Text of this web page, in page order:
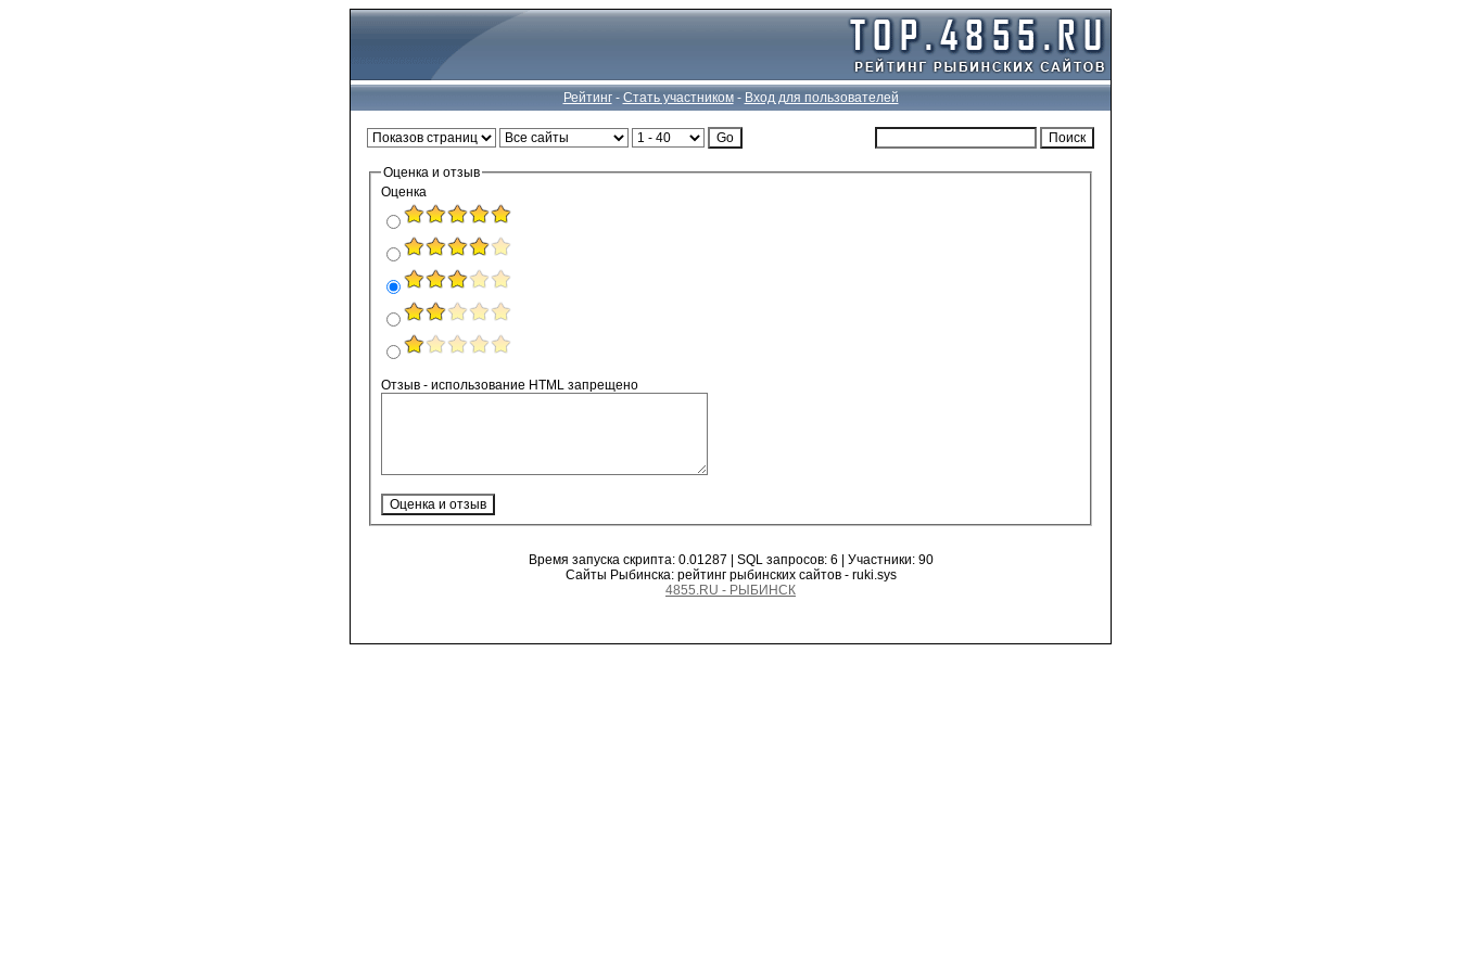
Рейтинг- Стать участником- Вход для пользователей
Оценка и отзыв
Оценка
Отзыв - использование HTML запрещено
Время запуска скрипта: 0.01287 | SQL запросов: 6 | Участники: 90
Сайты Рыбинска: рейтинг рыбинских сайтов - ruki.sys
4855.RU - РЫБИНСК